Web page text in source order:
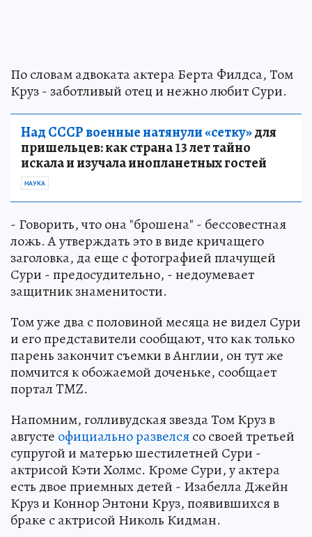
По словам адвоката актера Берта Филдса, Том
Круз - заботливый отец и нежно любит Сури.
Над СССР военные натянули «сетку»для
пришельцев: как страна 13 лет тайно
искала и изучала инопланетных гостей
НАУКА
- Говорить, что она "брошена" - бессовестная
ложь. А утверждать это в виде кричащего
заголовка, да еще с фотографией плачущей
Сури - предосудительно, - недоумевает
защитник знаменитости.
Том уже два с половиной месяца не видел Сури
и его представители сообщают, что как только
парень закончит съемки в Англии, он тут же
помчится к обожаемой доченьке, сообщает
портал TMZ.
Напомним, голливудская звезда Том Круз в
августе официально развелсясо своей третьей
супругой и матерью шестилетней Сури -
актрисой Кэти Холмс. Кроме Сури, у актера
есть двое приемных детей - Изабелла Джейн
Круз и Коннор Энтони Круз, появившихся в
браке с актрисой Николь Кидман.